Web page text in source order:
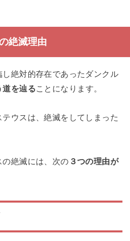
絶滅理由
絶対的存在であったダンクル
道を辿ることになります。
ウスは、絶滅をしてしまった
の絶滅には、次の ３つの理由が